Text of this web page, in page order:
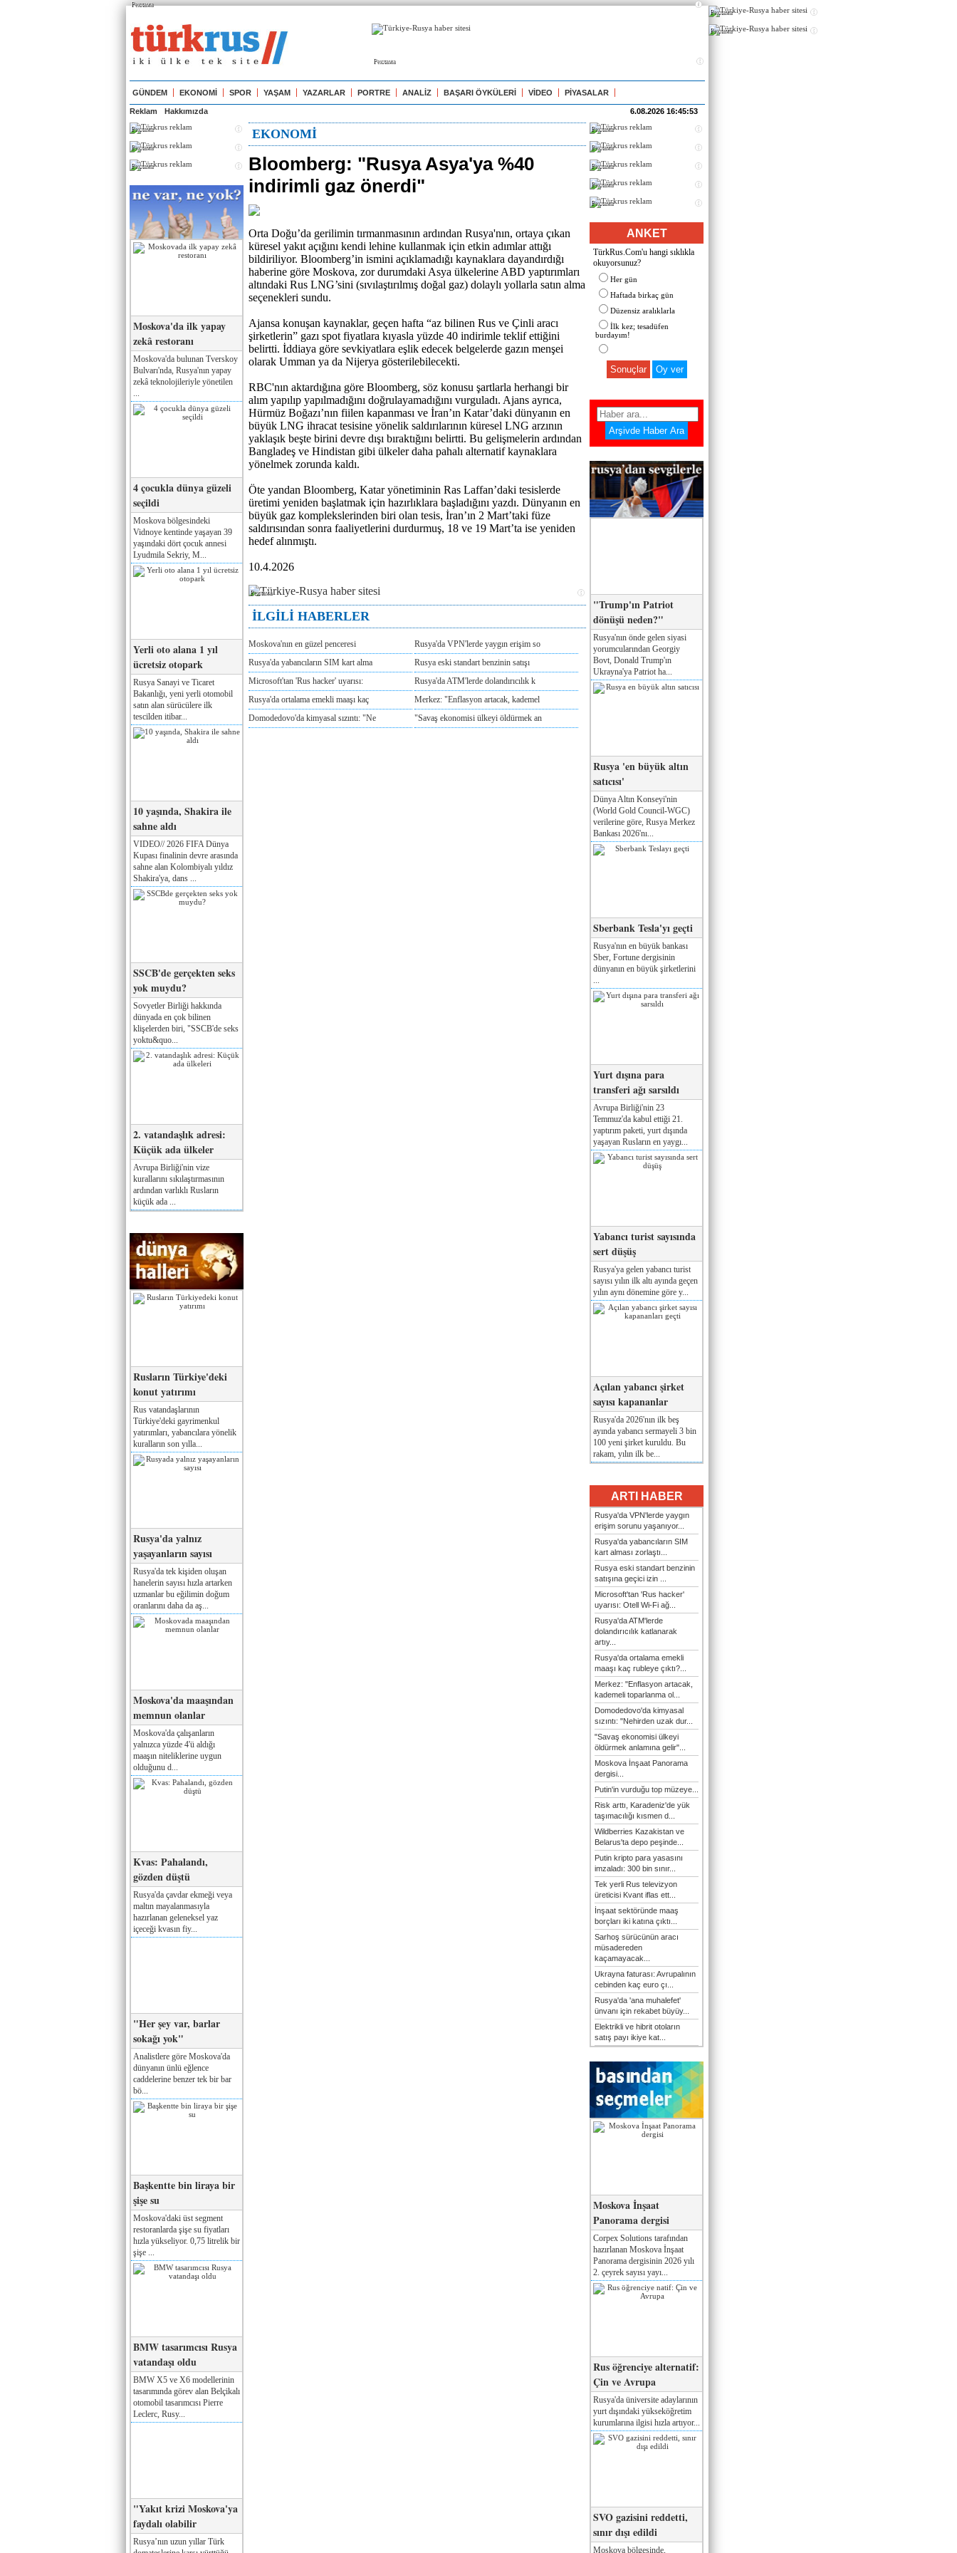
Реклама
Реклама
GÜNDEM EKONOMİ SPOR YAŞAM YAZARLAR PORTRE ANALİZ BAŞARI ÖYKÜLERİ VİDEO PİYASALAR
Reklam Hakkımızda 6.08.2026 16:45:53
Реклама
Реклама
Реклама
Moskova'da ilk yapay
zekâ restoranı
Moskova'da bulunan Tverskoy
Bulvarı'nda, Rusya'nın yapay
zekâ teknolojileriyle yönetilen
4 çocukla dünya güzeli
seçildi
Moskova bölgesindeki
Vidnoye kentinde yaşayan 39
yaşındaki dört çocuk annesi
Lyudmila Sekriy, M...
Yerli oto alana 1 yıl
ücretsiz otopark
Rusya Sanayi ve Ticaret
Bakanlığı, yeni yerli otomobil
satın alan sürücülere ilk
tescilden itibar...
10 yaşında, Shakira ile
sahne aldı
VIDEO// 2026 FIFA Dünya
Kupası finalinin devre arasında
sahne alan Kolombiyalı yıldız
Shakira'ya, dans ...
SSCB'de gerçekten seks
yok muydu?
Sovyetler Birliği hakkında
dünyada en çok bilinen
klişelerden biri, "SSCB'de seks
yoktu&quo...
2. vatandaşlık adresi:
Küçük ada ülkeler
Avrupa Birliği'nin vize
kurallarını sıkılaştırmasının
ardından varlıklı Rusların
küçük ada ...
Rusların Türkiye'deki
konut yatırımı
Rus vatandaşlarının
Türkiye'deki gayrimenkul
yatırımları, yabancılara yönelik
kuralların son yılla...
Rusya'da yalnız
yaşayanların sayısı
Rusya'da tek kişiden oluşan
hanelerin sayısı hızla artarken
uzmanlar bu eğilimin doğum
oranlarını daha da aş...
Moskova'da maaşından
memnun olanlar
Moskova'da çalışanların
yalnızca yüzde 4'ü aldığı
maaşın niteliklerine uygun
olduğunu d...
Kvas: Pahalandı,
gözden düştü
Rusya'da çavdar ekmeği veya
maltın mayalanmasıyla
hazırlanan geleneksel yaz
içeceği kvasın fiy...
"Her şey var, barlar
sokağı yok"
Analistlere göre Moskova'da
dünyanın ünlü eğlence
caddelerine benzer tek bir bar
bö...
Başkentte bin liraya bir
şişe su
Moskova'daki üst segment
restoranlarda şişe su fiyatları
hızla yükseliyor. 0,75 litrelik bir
şişe ...
BMW tasarımcısı Rusya
vatandaşı oldu
BMW X5 ve X6 modellerinin
tasarımında görev alan Belçikalı
otomobil tasarımcısı Pierre
Leclerc, Rusy...
"Yakıt krizi Moskova'ya
faydalı olabilir
Rusya’nın uzun yıllar Türk
EKONOMİ
Bloomberg: "Rusya Asya'ya %40
indirimli gaz önerdi"
Orta Doğu’da gerilimin tırmanmasının ardından Rusya'nın, ortaya çıkan
küresel yakıt açığını kendi lehine kullanmak için etkin adımlar attığı
bildiriliyor. Bloomberg’in ismini açıklamadığı kaynaklara dayandırdığı
haberine göre Moskova, zor durumdaki Asya ülkelerine ABD yaptırımları
altındaki Rus LNG’sini (sıvılaştırılmış doğal gaz) dolaylı yollarla satın alma
seçenekleri sundu.
Ajansa konuşan kaynaklar, geçen hafta “az bilinen Rus ve Çinli aracı
şirketlerin” gazı spot fiyatlara kıyasla yüzde 40 indirimle teklif ettiğini
belirtti. İddiaya göre sevkiyatlara eşlik edecek belgelerde gazın menşei
olarak Umman ya da Nijerya gösterilebilecekti.
RBC'nın aktardığına göre Bloomberg, söz konusu şartlarla herhangi bir
alım yapılıp yapılmadığını doğrulayamadığını vurguladı. Ajans ayrıca,
Hürmüz Boğazı’nın fiilen kapanması ve İran’ın Katar’daki dünyanın en
büyük LNG ihracat tesisine yönelik saldırılarının küresel LNG arzının
yaklaşık beşte birini devre dışı bıraktığını belirtti. Bu gelişmelerin ardından
Bangladeş ve Hindistan gibi ülkeler daha pahalı alternatif kaynaklara
yönelmek zorunda kaldı.
Öte yandan Bloomberg, Katar yönetiminin Ras Laffan’daki tesislerde
üretimi yeniden başlatmak için hazırlıklara başladığını yazdı. Dünyanın en
büyük gaz komplekslerinden biri olan tesis, İran’ın 2 Mart’taki füze
saldırısından sonra faaliyetlerini durdurmuş, 18 ve 19 Mart’ta ise yeniden
hedef alınmıştı.
10.4.2026
Реклама
İLGİLİ HABERLER
Moskova'nın en güzel penceresi
Rusya'da VPN'lerde yaygın erişim so
Rusya'da yabancıların SIM kart alma
Rusya eski standart benzinin satışı
Microsoft'tan 'Rus hacker' uyarısı:
Rusya'da ATM'lerde dolandırıcılık k
Rusya'da ortalama emekli maaşı kaç
Merkez: "Enflasyon artacak, kademel
Domodedovo'da kimyasal sızıntı: "Ne
"Savaş ekonomisi ülkeyi öldürmek an
Реклама
Реклама
Реклама
Реклама
Реклама
ANKET
TürkRus.Com'u hangi sıklıkla
okuyorsunuz?
Her gün
Haftada birkaç gün
Düzensiz aralıklarla
İlk kez; tesadüfen
burdayım!
Sonuçlar
"Trump'ın Patriot
dönüşü neden?"
Rusya'nın önde gelen siyasi
yorumcularından Georgiy
Bovt, Donald Trump'ın
Ukrayna'ya Patriot ha...
Rusya 'en büyük altın
satıcısı'
Dünya Altın Konseyi'nin
(World Gold Council-WGC)
verilerine göre, Rusya Merkez
Bankası 2026'nı...
Sberbank Tesla'yı geçti
Rusya'nın en büyük bankası
Sber, Fortune dergisinin
dünyanın en büyük şirketlerini
...
Yurt dışına para
transferi ağı sarsıldı
Avrupa Birliği'nin 23
Temmuz'da kabul ettiği 21.
yaptırım paketi, yurt dışında
yaşayan Rusların en yaygı...
Yabancı turist sayısında
sert düşüş
Rusya'ya gelen yabancı turist
sayısı yılın ilk altı ayında geçen
yılın aynı dönemine göre y...
Açılan yabancı şirket
sayısı kapananlar
Rusya'da 2026'nın ilk beş
ayında yabancı sermayeli 3 bin
100 yeni şirket kuruldu. Bu
rakam, yılın ilk be...
ARTI HABER
Rusya'da VPN'lerde yaygın
erişim sorunu yaşanıyor...
Rusya'da yabancıların SIM
kart alması zorlaştı...
Rusya eski standart benzinin
satışına geçici izin ...
Microsoft'tan 'Rus hacker'
uyarısı: Otell Wi-Fi ağ...
Rusya'da ATM'lerde
dolandırıcılık katlanarak
artıy...
Rusya'da ortalama emekli
maaşı kaç rubleye çıktı?...
Merkez: "Enflasyon artacak,
kademeli toparlanma ol...
Domodedovo'da kimyasal
sızıntı: "Nehirden uzak dur...
"Savaş ekonomisi ülkeyi
öldürmek anlamına gelir"...
Moskova İnşaat Panorama
dergisi...
Putin'in vurduğu top müzeye...
Risk arttı, Karadeniz'de yük
taşımacılığı kısmen d...
Wildberries Kazakistan ve
Belarus'ta depo peşinde...
Putin kripto para yasasını
imzaladı: 300 bin sınır...
Tek yerli Rus televizyon
üreticisi Kvant iflas ett...
İnşaat sektöründe maaş
borçları iki katına çıktı...
Sarhoş sürücünün aracı
müsadereden
kaçamayacak...
Ukrayna faturası: Avrupalının
cebinden kaç euro çı...
Rusya'da 'ana muhalefet'
ünvanı için rekabet büyüy...
Elektrikli ve hibrit otoların
satış payı ikiye kat...
Moskova İnşaat
Panorama dergisi
Corpex Solutions tarafından
hazırlanan Moskova İnşaat
Panorama dergisinin 2026 yılı
2. çeyrek sayısı yayı...
Rus öğrenciye alternatif:
Çin ve Avrupa
Rusya'da üniversite adaylarının
yurt dışındaki yükseköğretim
kurumlarına ilgisi hızla artıyor...
SVO gazisini reddetti,
sınır dışı edildi
Moskova bölgesinde,
Реклама
Реклама